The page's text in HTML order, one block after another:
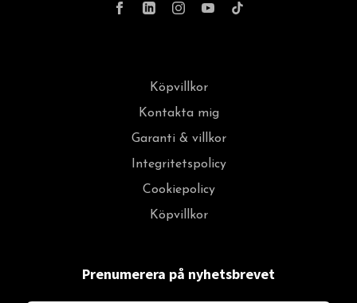
Köpvillkor
Kontakta mig
Garanti & villkor
Integritetspolicy
Cookiepolicy
Köpvillkor
Prenumerera på nyhetsbrevet